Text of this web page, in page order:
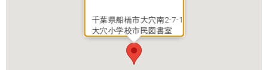
千葉県船橋市大穴南2-7-1
大穴小学校市民図書室